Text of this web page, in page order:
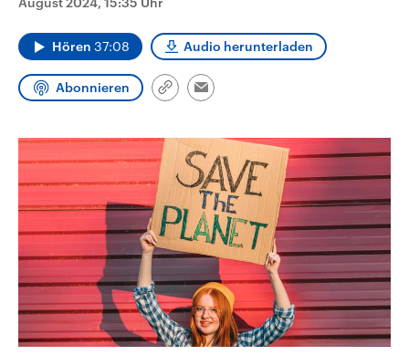
Audio-Archiv
Hören 37:08 Audio herunterladen
Abonnieren
Link
Email